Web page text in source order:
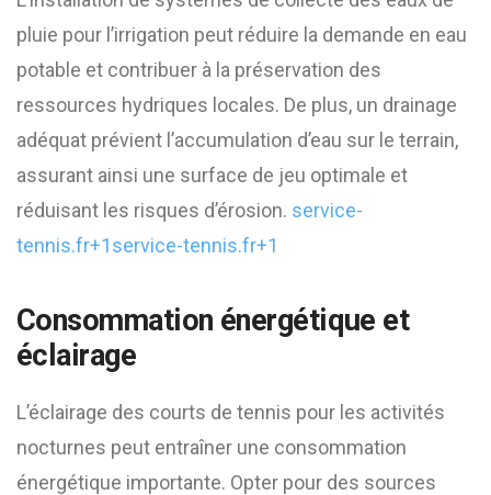
pluie pour l’irrigation peut réduire la demande en eau
potable et contribuer à la préservation des
ressources hydriques locales. De plus, un drainage
adéquat prévient l’accumulation d’eau sur le terrain,
assurant ainsi une surface de jeu optimale et
réduisant les risques d’érosion. ​ service-
tennis.fr+1service-tennis.fr+1
Consommation énergétique et
éclairage
L’éclairage des courts de tennis pour les activités
nocturnes peut entraîner une consommation
énergétique importante. Opter pour des sources